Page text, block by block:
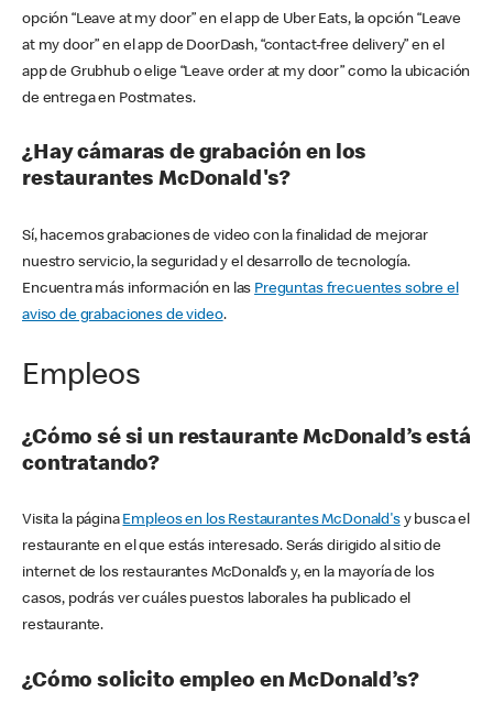
opción “Leave at my door” en el app de Uber Eats, la opción “Leave
at my door” en el app de DoorDash, “contact-free delivery” en el
app de Grubhub o elige “Leave order at my door” como la ubicación
de entrega en Postmates.
¿Hay cámaras de grabación en los
restaurantes McDonald's?
Sí, hacemos grabaciones de video con la finalidad de mejorar
nuestro servicio, la seguridad y el desarrollo de tecnología.
Encuentra más información en las Preguntas frecuentes sobre el
aviso de grabaciones de video.
Empleos
¿Cómo sé si un restaurante McDonald’s está
contratando?
Visita la página Empleos en los Restaurantes McDonald'sy busca el
restaurante en el que estás interesado. Serás dirigido al sitio de
internet de los restaurantes McDonald’s y, en la mayoría de los
casos, podrás ver cuáles puestos laborales ha publicado el
restaurante.
¿Cómo solicito empleo en McDonald’s?